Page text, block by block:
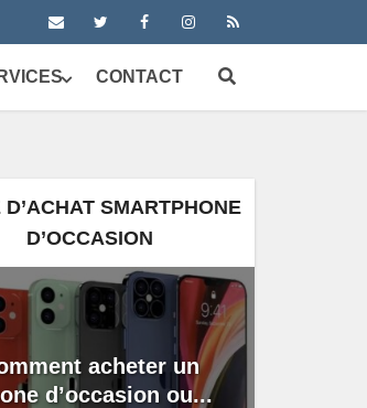
CONTACT
D’ACHAT SMARTPHONE
D’OCCASION
acheter un
d’occasion ou...